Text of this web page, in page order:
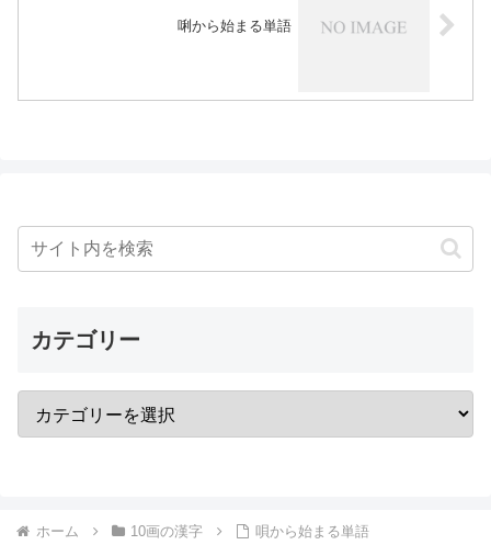
唎から始まる単語
カテゴリー
ホーム 10画の漢字 唄から始まる単語